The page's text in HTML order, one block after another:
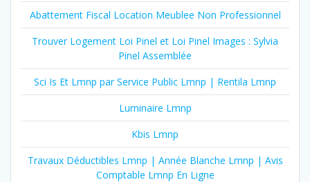
Abattement Fiscal Location Meublee Non Professionnel
Trouver Logement Loi Pinel et Loi Pinel Images : Sylvia
Pinel Assemblée
Sci Is Et Lmnp par Service Public Lmnp | Rentila Lmnp
Luminaire Lmnp
Kbis Lmnp
Travaux Déductibles Lmnp | Année Blanche Lmnp | Avis
Comptable Lmnp En Ligne